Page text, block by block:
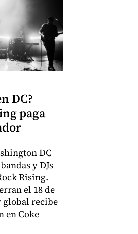
DC?
paga
DC
y DJs
Rising.
el 18 de
global recibe
en Coke